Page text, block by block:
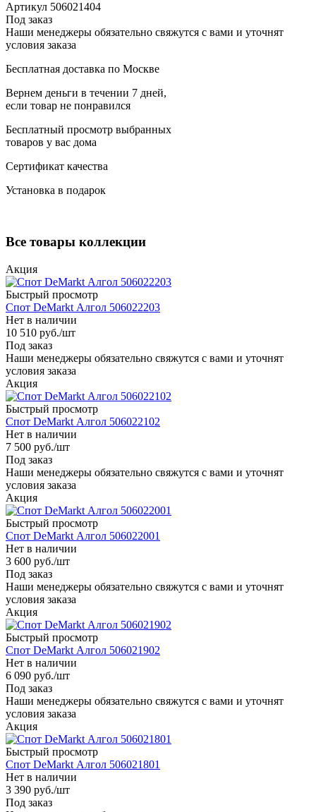
Артикул 506021404
Под заказ
Наши менеджеры обязательно свяжутся с вами и уточнят
условия заказа
Бесплатная доставка по Москве
Вернем деньги в течении 7 дней,
если товар не понравился
Бесплатный просмотр выбранных
товаров у вас дома
Сертификат качества
Установка в подарок
Все товары коллекции
Акция
Быстрый просмотр
Спот DeMarkt Алгол 506022203
Нет в наличии
10 510 руб./шт
Под заказ
Наши менеджеры обязательно свяжутся с вами и уточнят
условия заказа
Акция
Быстрый просмотр
Спот DeMarkt Алгол 506022102
Нет в наличии
7 500 руб./шт
Под заказ
Наши менеджеры обязательно свяжутся с вами и уточнят
условия заказа
Акция
Быстрый просмотр
Спот DeMarkt Алгол 506022001
Нет в наличии
3 600 руб./шт
Под заказ
Наши менеджеры обязательно свяжутся с вами и уточнят
условия заказа
Акция
Быстрый просмотр
Спот DeMarkt Алгол 506021902
Нет в наличии
6 090 руб./шт
Под заказ
Наши менеджеры обязательно свяжутся с вами и уточнят
условия заказа
Акция
Быстрый просмотр
Спот DeMarkt Алгол 506021801
Нет в наличии
3 390 руб./шт
Под заказ